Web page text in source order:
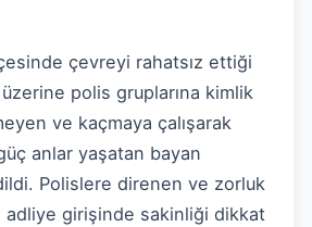
çevreyi rahatsız ettiği
polis gruplarına kimlik
ve kaçmaya çalışarak
anlar yaşatan bayan
Polislere direnen ve zorluk
adliye girişinde sakinliği dikkat